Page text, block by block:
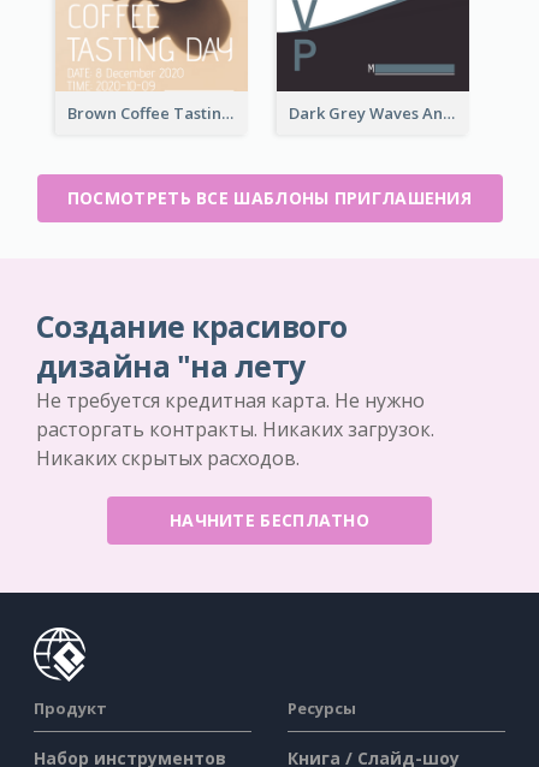
Brown Coffee Tasting Day In December Invitation Dark Grey Waves And Curves Invitation
ПОСМОТРЕТЬ ВСЕ ШАБЛОНЫ ПРИГЛАШЕНИЯ
Создание красивого
дизайна "на лету
Не требуется кредитная карта. Не нужно
расторгать контракты. Никаких загрузок.
Никаких скрытых расходов.
НАЧНИТЕ БЕСПЛАТНО
Продукт
Набор инструментов
Ресурсы
Книга / Слайд-шоу